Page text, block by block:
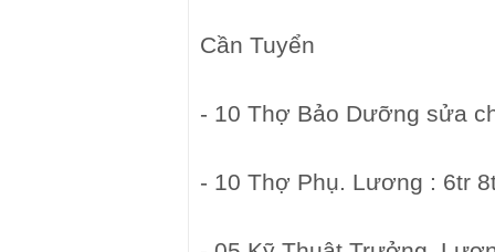
Cần Tuyển
- 10 Thợ Bảo Dưỡng sửa
- 10 Thợ Phụ. Lương : 6tr